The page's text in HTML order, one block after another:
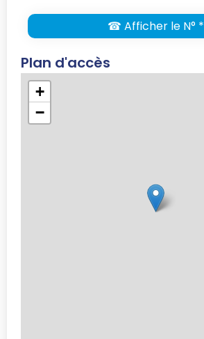
☎ Afficher le N° *
Plan d'accès
+
−